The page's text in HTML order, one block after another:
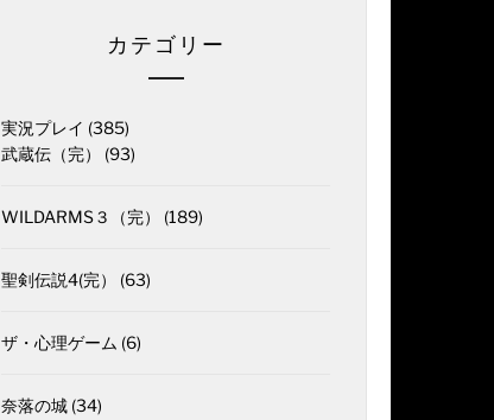
カテゴリー
実況プレイ (385)
武蔵伝（完）
(93)
WILDARMS３（完） (189)
聖剣伝説4(完） (63)
ザ・心理ゲーム (6)
奈落の城 (34)